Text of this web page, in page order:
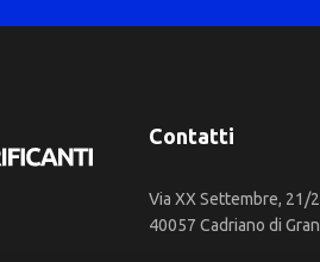
Contatti
Via XX Settembre, 21/
40057 Cadriano di